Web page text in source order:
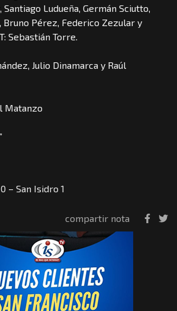
Ludueña, Germán Sciutto,
Bruno Pérez, Federico Zezular y
Sebastián Torre.
Julio Dinamarca y Raúl
Matanzo
– San Isidro 1
compartir nota